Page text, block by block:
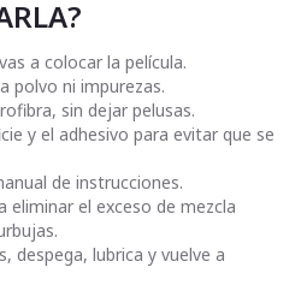
a colocar la película.
polvo ni impurezas.
sin dejar pelusas.
y el adhesivo para evitar que se
de instrucciones.
eliminar el exceso de mezcla
despega, lubrica y vuelve a